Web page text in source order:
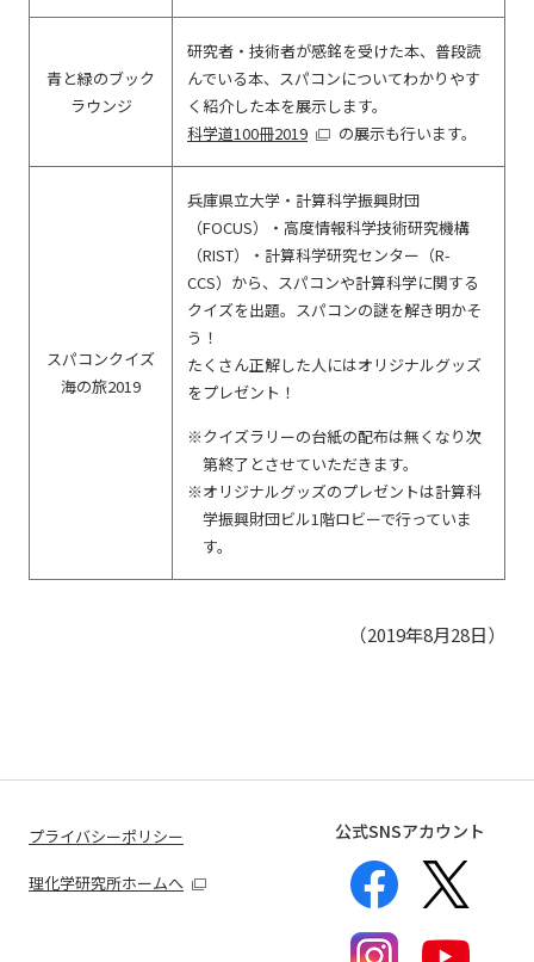
青と緑のブック
ラウンジ
研究者・技術者が感銘を受けた本、普段読
んでいる本、スパコンについてわかりやす
く紹介した本を展示します。
科学道100冊2019
の展示も行います。
スパコンクイズ
海の旅2019
兵庫県立大学・計算科学振興財団
（FOCUS）・高度情報科学技術研究機構
（RIST）・計算科学研究センター（R-
CCS）から、スパコンや計算科学に関する
クイズを出題。スパコンの謎を解き明かそ
う！
たくさん正解した人にはオリジナルグッズ
をプレゼント！
クイズラリーの台紙の配布は無くなり次
第終了とさせていただきます。
オリジナルグッズのプレゼントは計算科
学振興財団ビル1階ロビーで行っていま
す。
（2019年8月28日）
プライバシーポリシー
理化学研究所ホームへ
公式SNSアカウント